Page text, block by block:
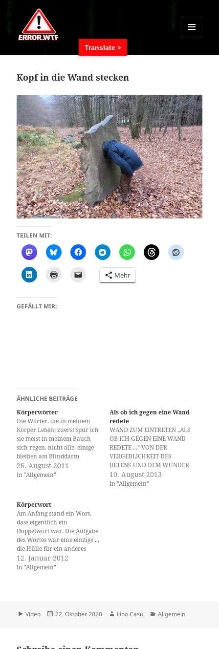
MENÜ
WIDGETS
Kopf in die Wand stecken
TEILEN MIT:
Mehr
GEFÄLLT MIR:
ÄHNLICHE BEITRÄGE
Körperwörter
Die Wörter, die in meinem
Körper Leben; zuerst spür ich
sie meist in meinem Bauch
sich regen, nicht alle, einige
bleiben am Blinddarm
kleben, die anderen wandern
gemächlich über die Brust
Schopf, in meinem Kopf, in
meinem…
26. August 2011
In "Allgemein"
Als ob ich gegen eine Wand
redete
WAND ZUM EINTRETEN „ALS
OB ICH GEGEN EINE WAND
REDETE ...“ VON DER
VERGEBLICHKEIT DES
BETENS UND DEM WUNDER
DER ERHÖRUNG
Systematische Erwägungen
10. August 2013
In "Allgemein"
Körperwort
Am Anfang stand ein Wort,
dass eigentlich ein
Doppelwort war. Die Aufgabe
des Wortes war eine einzige ...
die Hülle für ein anderes
Wort sein, es beschützen, es
umarmen, es fest halten, es
12. Januar 2012
In "Allgemein"
Format
Video
Veröffentlicht
22. Oktober 2020 Autor
Lino Casu Kategorien
Allgemein
Translate »